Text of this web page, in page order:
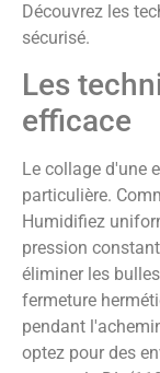
Découvrez les
sécurisé.
Les
efficace
Le collage d'une
particulière.
Humidifiez
pression
éliminer les
fermeture
pendant
optez pour des